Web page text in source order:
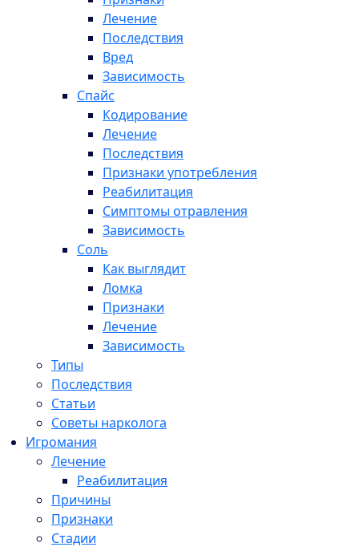
Лечение
Последствия
Вред
Зависимость
Спайс
Кодирование
Лечение
Последствия
Признаки употребления
Реабилитация
Симптомы отравления
Зависимость
Соль
Как выглядит
Ломка
Признаки
Лечение
Зависимость
Типы
Последствия
Статьи
Советы нарколога
Игромания
Лечение
Реабилитация
Причины
Признаки
Стадии